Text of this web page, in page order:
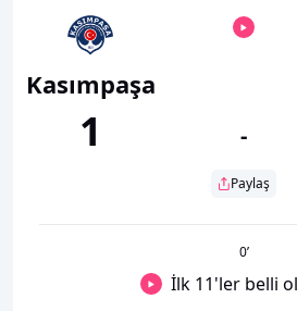
Kasımpaşa
1 -
Paylaş
0’
İlk 11'ler belli